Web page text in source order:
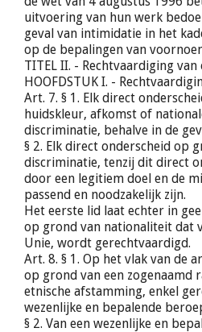
uitvoering van hun werk
geval van intimidatie in het
op de bepalingen van
TITEL II. - Rechtvaardiging
HOOFDSTUK I. -
Art. 7. § 1. Elk direct
huidskleur, afkomst of
discriminatie, behalve in de
§ 2. Elk direct onderscheid op
discriminatie, tenzij dit direct
door een legitiem doel en de
passend en noodzakelijk zijn.
Het eerste lid laat echter in
op grond van nationaliteit dat
Unie, wordt gerechtvaardigd.
Art. 8. § 1. Op het vlak van de
op grond van een zogenaamd
etnische afstamming, enkel
wezenlijke en bepalende
§ 2. Van een wezenlijke en